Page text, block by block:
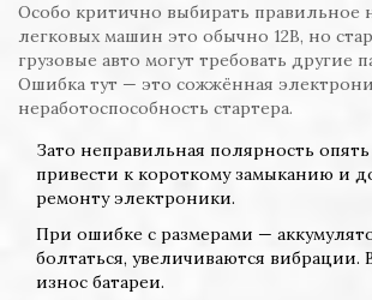
Особо критично выбирать правильное
легковых машин это обычно 12В, но
грузовые авто могут требовать другие
Ошибка тут — это сожжённая
неработоспособность стартера.
Зато неправильная полярность
привести к короткому замыканию и
ремонту электроники.
При ошибке с размерами —
болтаться, увеличиваются вибрации.
износ батареи.